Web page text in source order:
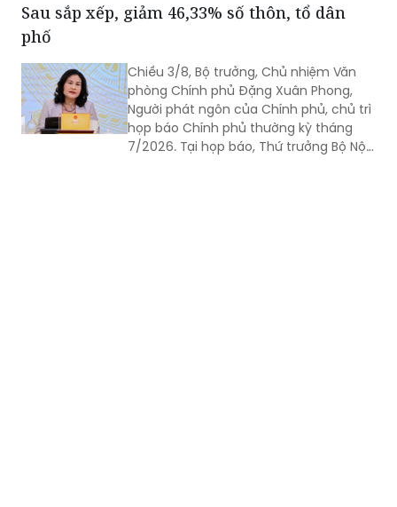
Sau sắp xếp, giảm 46,33% số thôn, tổ dân
phố
Chiều 3/8, Bộ trưởng, Chủ nhiệm Văn
phòng Chính phủ Đặng Xuân Phong,
Người phát ngôn của Chính phủ, chủ trì
họp báo Chính phủ thường kỳ tháng
7/2026. Tại họp báo, Thứ trưởng Bộ Nội